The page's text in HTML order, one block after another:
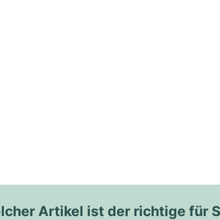
Artikel ist der richtige für